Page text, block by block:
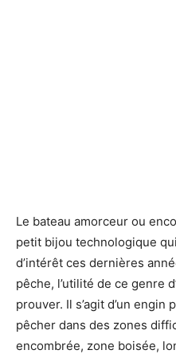
Le bateau amorceur ou
petit bijou technologique
d’intérêt ces dernières
pêche, l’utilité de ce genre
prouver. Il s’agit d’un
pêcher dans des zones
encombrée, zone boisée,